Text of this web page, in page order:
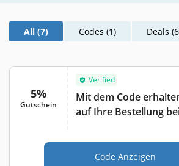
All (7) Codes (1) Deals
5%
Gutschein
Verified
Mit dem Code
auf Ihre Bestellung
Code Anzeigen